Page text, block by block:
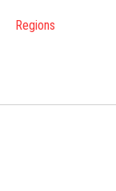
Regions